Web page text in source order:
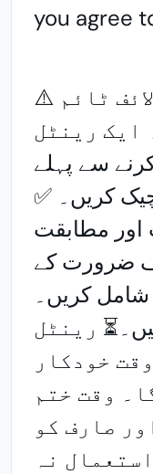
you agree
⚠️ اہم رینٹل پالیسی 🔹 یہ لائف ٹائم
ایک رینٹل
سے پہلے
کریں۔ ✅
اور مطابقت
ضرورت کے
کریں۔
رینٹل
خودکار
وقت ختم
صارف کو
نہ